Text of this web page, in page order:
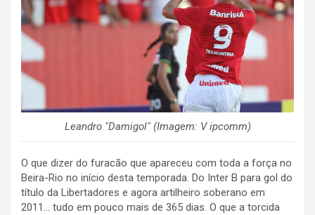
Leandro "Damigol" (Imagem: V ipcomm)
O que dizer do furacão que apareceu com toda a força no
Beira-Rio no início desta temporada. Do Inter B para gol do
título da Libertadores e agora artilheiro soberano em
2011… tudo em pouco mais de 365 dias. O que a torcida